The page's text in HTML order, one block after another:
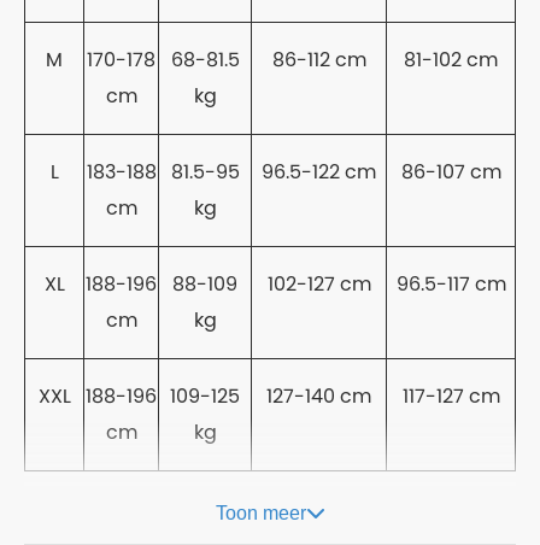
M
170-178
cm
68-81.5
kg
86-112 cm 81-102 cm
L
183-188
cm
81.5-95
kg
96.5-122 cm 86-107 cm
XL
188-196
cm
88-109
kg
102-127 cm 96.5-117 cm
XXL 188-196
cm
109-125
kg
127-140 cm 117-127 cm
Toon meer